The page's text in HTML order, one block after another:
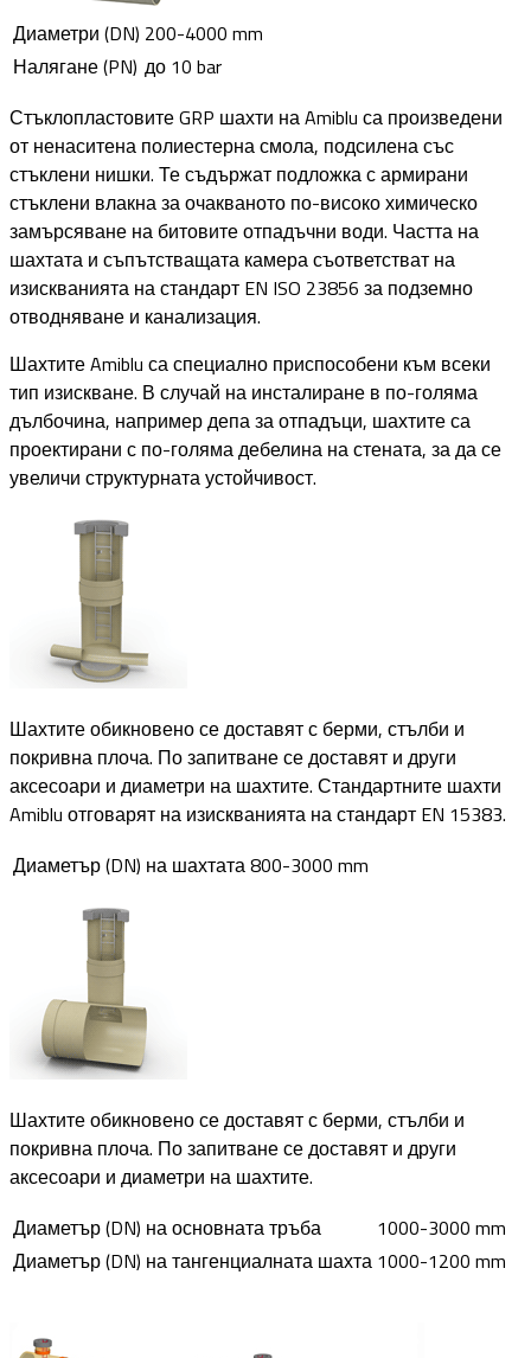
Диаметри (DN) 200-4000 mm
Налягане (PN) до 10 bar
Стъклопластовите GRP шахти на Amiblu са произведени
от ненаситена полиестерна смола, подсилена със
стъклени нишки. Те съдържат подложка с армирани
стъклени влакна за очакваното по-високо химическо
замърсяване на битовите отпадъчни води. Частта на
шахтата и съпътстващата камера съответстват на
изискванията на стандарт EN ISO 23856 за подземно
отводняване и канализация.
Шахтите Amiblu са специално приспособени към всеки
тип изискване. В случай на инсталиране в по-голяма
дълбочина, например депа за отпадъци, шахтите са
проектирани с по-голяма дебелина на стената, за да се
увеличи структурната устойчивост.
Шахтите обикновено се доставят с берми, стълби и
покривна плоча. По запитване се доставят и други
аксесоари и диаметри на шахтите. Стандартните шахти
Amiblu отговарят на изискванията на стандарт EN 15383.
Диаметър (DN) на шахтата800-3000 mm
Шахтите обикновено се доставят с берми, стълби и
покривна плоча. По запитване се доставят и други
аксесоари и диаметри на шахтите.
Диаметър (DN) на основната тръба
1000-3000 mm
Диаметър (DN) на тангенциалната шахта 1000-1200 mm